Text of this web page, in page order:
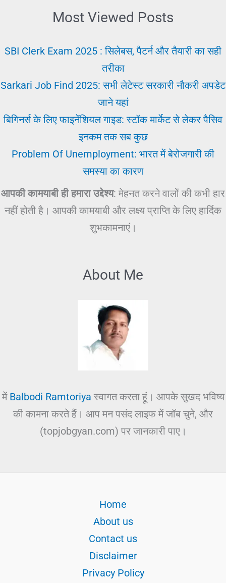
Most Viewed Posts
SBI Clerk Exam 2025 : सिलेबस, पैटर्न और तैयारी का सही
तरीका
Sarkari Job Find 2025: सभी लेटेस्ट सरकारी नौकरी अपडेट
जाने यहां
बिगिनर्स के लिए फाइनेंशियल गाइड: स्टॉक मार्केट से लेकर पैसिव
इनकम तक सब कुछ
Problem Of Unemployment: भारत में बेरोजगारी की
समस्या का कारण
आपकी कामयाबी ही हमारा उद्देश्य: मेहनत करने वालों की कभी हार
नहीं होती है। आपकी कामयाबी और लक्ष्य प्राप्ति के लिए हार्दिक
शुभकामनाएं।
About Me
में Balbodi Ramtoriya स्वागत करता हूं। आपके सुखद भविष्य
की कामना करते हैं। आप मन पसंद लाइफ में जॉब चुने, और
(topjobgyan.com) पर जानकारी पाए।
Home
About us
Contact us
Disclaimer
Privacy Policy